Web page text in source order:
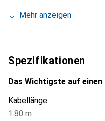
Mit einer Kabellänge von
Kabelaufbau besteht aus
Querschnitt von 1,0 mm²,
Stromübertragung
PVC-Isolierung versehen,
Geräten, die eine stabile
benötigen.
Mehr anzeigen
Spezifikationen
Das Wichtigste auf einen
Kabellänge
1.80 m